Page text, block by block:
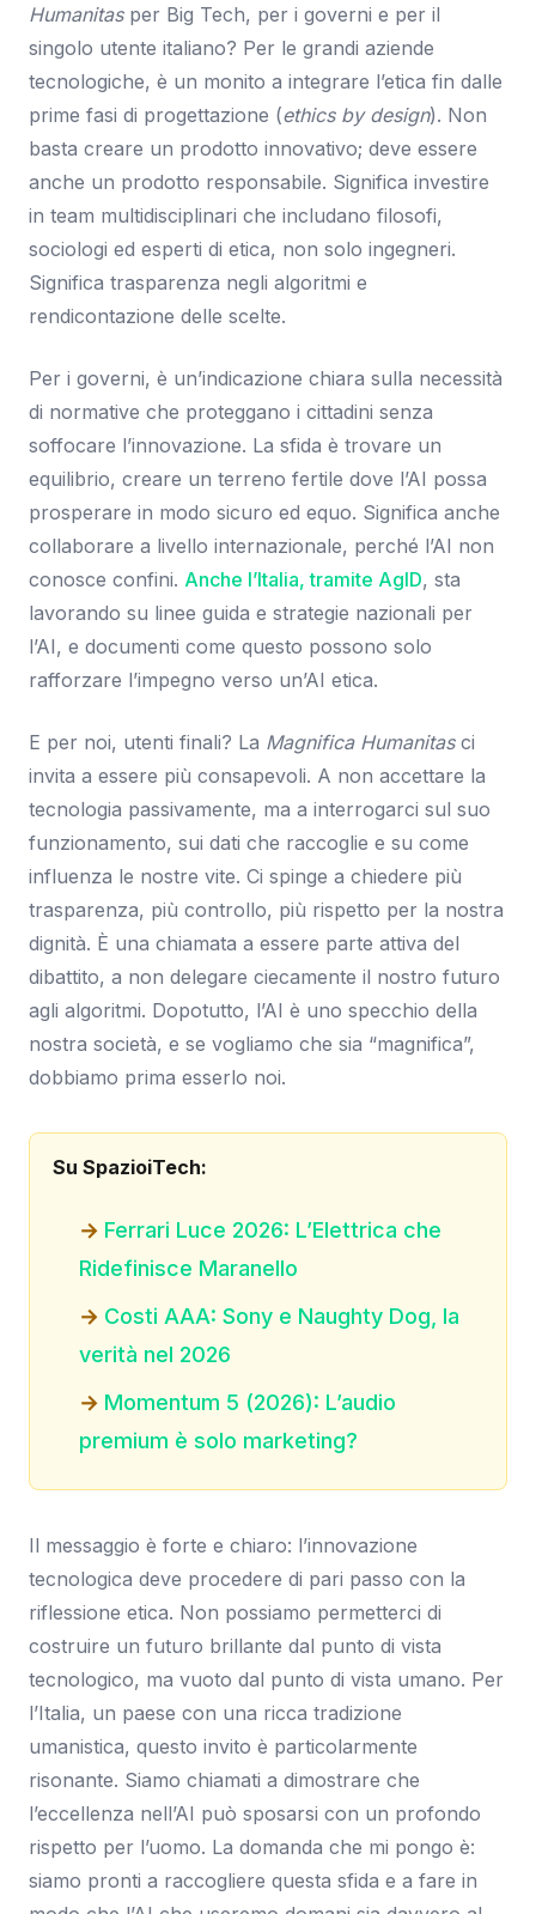
Humanitasper Big Tech, per i governi e per il
singolo utente italiano? Per le grandi aziende
tecnologiche, è un monito a integrare l’etica fin dalle
prime fasi di progettazione (ethics by design). Non
basta creare un prodotto innovativo; deve essere
anche un prodotto responsabile. Significa investire
in team multidisciplinari che includano filosofi,
sociologi ed esperti di etica, non solo ingegneri.
Significa trasparenza negli algoritmi e
rendicontazione delle scelte.
Per i governi, è un’indicazione chiara sulla necessità
di normative che proteggano i cittadini senza
soffocare l’innovazione. La sfida è trovare un
equilibrio, creare un terreno fertile dove l’AI possa
prosperare in modo sicuro ed equo. Significa anche
collaborare a livello internazionale, perché l’AI non
conosce confini. Anche l’Italia, tramite AgID, sta
lavorando su linee guida e strategie nazionali per
l’AI, e documenti come questo possono solo
rafforzare l’impegno verso un’AI etica.
E per noi, utenti finali? La Magnifica Humanitasci
invita a essere più consapevoli. A non accettare la
tecnologia passivamente, ma a interrogarci sul suo
funzionamento, sui dati che raccoglie e su come
influenza le nostre vite. Ci spinge a chiedere più
trasparenza, più controllo, più rispetto per la nostra
dignità. È una chiamata a essere parte attiva del
dibattito, a non delegare ciecamente il nostro futuro
agli algoritmi. Dopotutto, l’AI è uno specchio della
nostra società, e se vogliamo che sia “magnifica”,
dobbiamo prima esserlo noi.
Su SpazioiTech:
Ferrari Luce 2026: L’Elettrica che
Ridefinisce Maranello
Costi AAA: Sony e Naughty Dog, la
verità nel 2026
Momentum 5 (2026): L’audio
premium è solo marketing?
Il messaggio è forte e chiaro: l’innovazione
tecnologica deve procedere di pari passo con la
riflessione etica. Non possiamo permetterci di
costruire un futuro brillante dal punto di vista
tecnologico, ma vuoto dal punto di vista umano. Per
l’Italia, un paese con una ricca tradizione
umanistica, questo invito è particolarmente
risonante. Siamo chiamati a dimostrare che
l’eccellenza nell’AI può sposarsi con un profondo
rispetto per l’uomo. La domanda che mi pongo è:
siamo pronti a raccogliere questa sfida e a fare in